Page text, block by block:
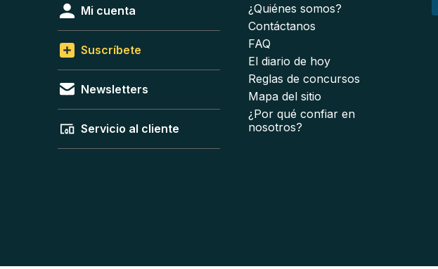
Mi cuenta
Suscríbete
Newsletters
Servicio al cliente
¿Quiénes somos?
Contáctanos
FAQ
El diario de hoy
Reglas de concursos
Mapa del sitio
¿Por qué confiar en
nosotros?